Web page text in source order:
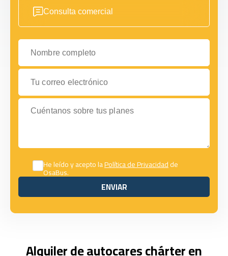
Consulta comercial
Nombre completo
Tu correo electrónico
Cuéntanos sobre tus planes
He leído y acepto laPolítica de Privacidadde
OsaBus.
ENVIAR
ENVIAR
Alquiler de autocares chárter en